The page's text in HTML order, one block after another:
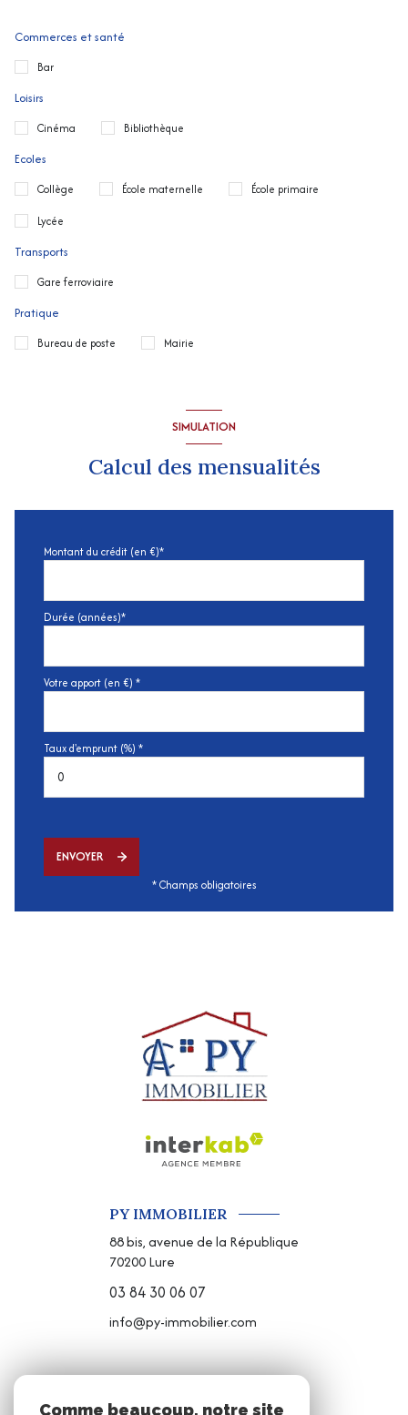
Commerces et santé
Bar
Loisirs
Cinéma Bibliothèque
Ecoles
Collège École maternelle École primaire
Lycée
Transports
Gare ferroviaire
Pratique
Bureau de poste Mairie
SIMULATION
Calcul des mensualités
Montant du crédit (en €)*
Durée (années)*
Votre apport (en €) *
Taux d'emprunt (%) *
ENVOYER
* Champs obligatoires
PY IMMOBILIER
88 bis, avenue de la République
70200Lure
03 84 30 06 07
info@py-immobilier.com
Comme beaucoup, notre site